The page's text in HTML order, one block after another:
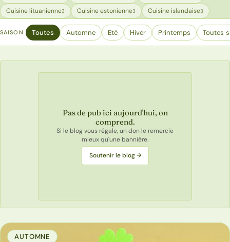
Cuisine lituanienne3 Cuisine estonienne3 Cuisine islandaise3
SAISON Toutes Automne Eté Hiver Printemps Toutes
Pas de pub ici aujourd'hui, on
comprend.
Si le blog vous régale, un don le remercie
mieux qu'une bannière.
Soutenir le blog →
AUTOMNE